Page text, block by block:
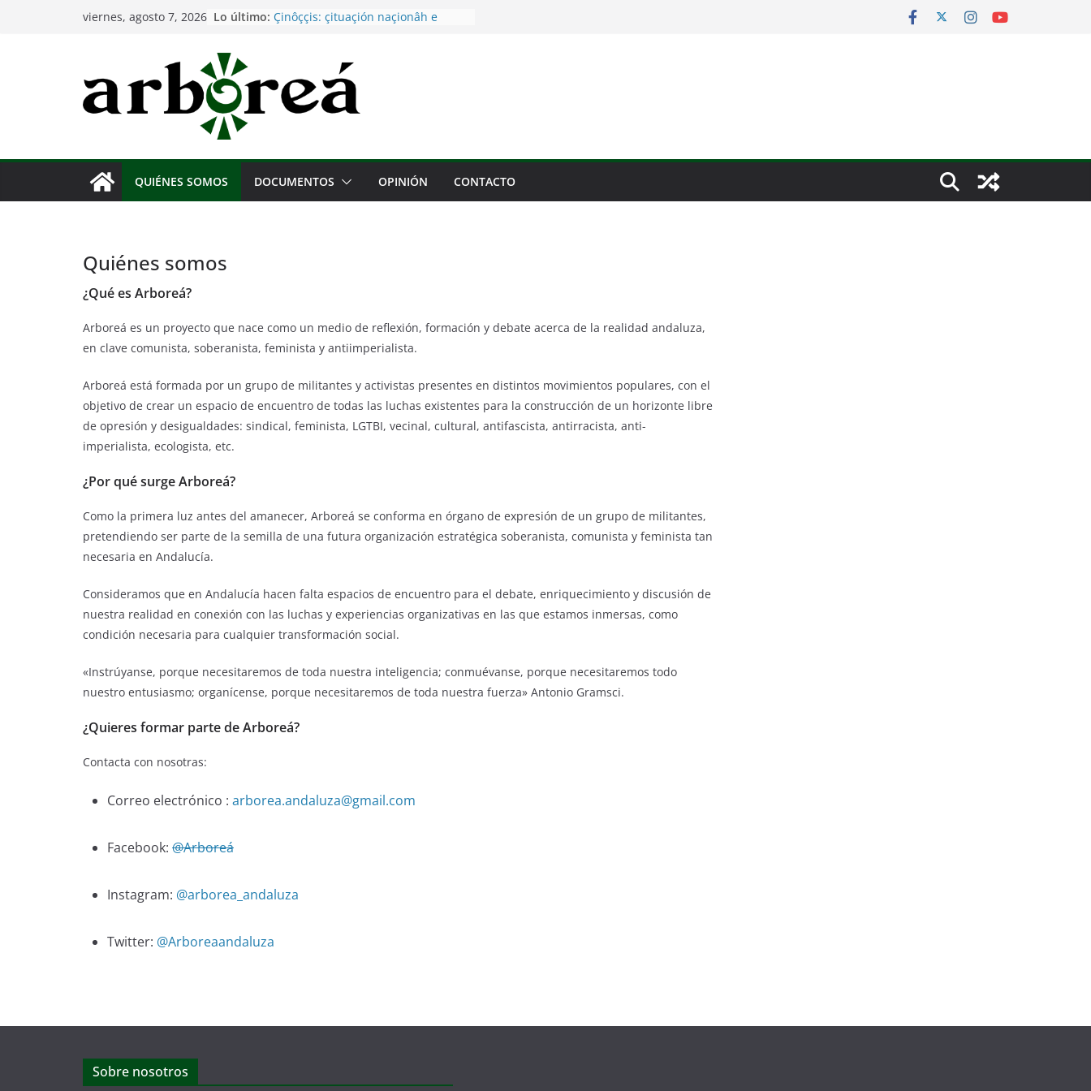
viernes, agosto 7, 2026 Lo último: Çinôççis: çituaçión naçionâh e
pandemias; nuevo brote de
hantavirus
Vacunas contra el cáncer: La
ciencia y la cultura al servicio de
ilumina a la humanidad
Comunicado de solidaridad ante el
QUIÉNES SOMOS DOCUMENTOS OPINIÓN CONTACTO
Quiénes somos
¿Qué es Arboreá?
Arboreá es un proyecto que nace como un medio de reflexión, formación y debate acerca de la realidad andaluza,
en clave comunista, soberanista, feminista y antiimperialista.
Arboreá está formada por un grupo de militantes y activistas presentes en distintos movimientos populares, con el
objetivo de crear un espacio de encuentro de todas las luchas existentes para la construcción de un horizonte libre
de opresión y desigualdades: sindical, feminista, LGTBI, vecinal, cultural, antifascista, antirracista, anti-
imperialista, ecologista, etc.
¿Por qué surge Arboreá?
Como la primera luz antes del amanecer, Arboreá se conforma en órgano de expresión de un grupo de militantes,
pretendiendo ser parte de la semilla de una futura organización estratégica soberanista, comunista y feminista tan
necesaria en Andalucía.
Consideramos que en Andalucía hacen falta espacios de encuentro para el debate, enriquecimiento y discusión de
nuestra realidad en conexión con las luchas y experiencias organizativas en las que estamos inmersas, como
condición necesaria para cualquier transformación social.
«Instrúyanse, porque necesitaremos de toda nuestra inteligencia; conmuévanse, porque necesitaremos todo
nuestro entusiasmo; organícense, porque necesitaremos de toda nuestra fuerza» Antonio Gramsci.
¿Quieres formar parte de Arboreá?
Contacta con nosotras:
Correo electrónico : arborea.andaluza@gmail.com
Facebook: @Arboreá
Instagram: @arborea_andaluza
Twitter: @Arboreaandaluza
Sobre nosotros